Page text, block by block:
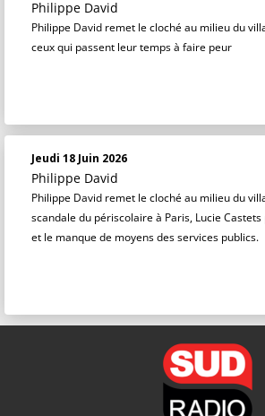
Philippe David
Philippe David remet le cloché au milieu du
ceux qui passent leur temps à faire peur
Jeudi 18 Juin 2026
Philippe David
Philippe David remet le cloché au milieu du
scandale du périscolaire à Paris, Lucie
et le manque de moyens des services publics.